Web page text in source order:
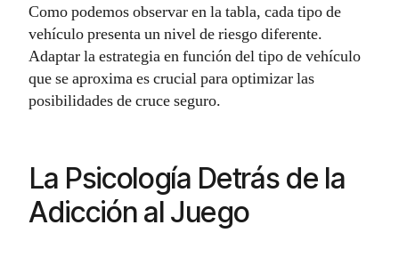
Como podemos observar en la tabla, cada tipo de
vehículo presenta un nivel de riesgo diferente.
Adaptar la estrategia en función del tipo de vehículo
que se aproxima es crucial para optimizar las
posibilidades de cruce seguro.
La Psicología Detrás de la
Adicción al Juego